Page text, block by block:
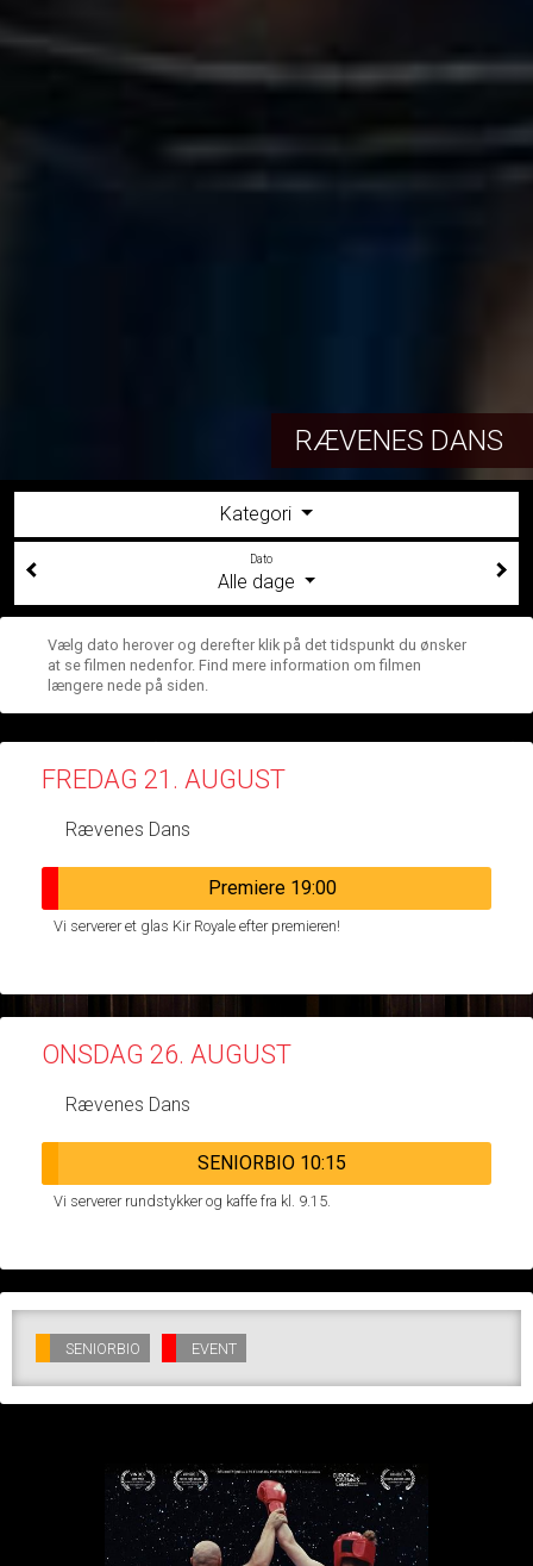
RÆVENES DANS
Kategori
Dato
Alle dage
Vælg dato herover og derefter klik på det tidspunkt du ønsker
at se filmen nedenfor. Find mere information om filmen
længere nede på siden.
FREDAG 21. AUGUST
Rævenes Dans
Premiere 19:00
Vi serverer et glas Kir Royale efter premieren!
ONSDAG 26. AUGUST
Rævenes Dans
SENIORBIO 10:15
Vi serverer rundstykker og kaffe fra kl. 9.15.
SENIORBIO EVENT